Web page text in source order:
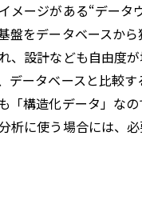
メージがある“デー
盤をデータベースか
、設計なども自由度
ータベースと比較
「構造化データ」な
析に使う場合には、